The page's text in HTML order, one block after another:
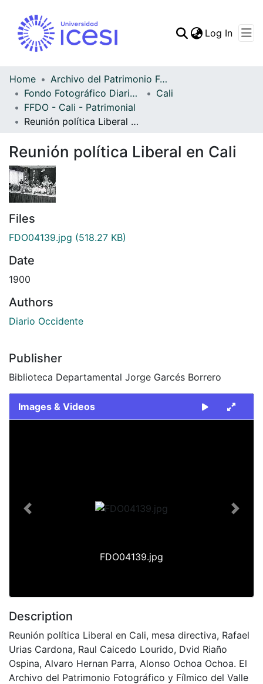
Statistics
Log In
Home
Archivo del Patrimonio Fotográfico y Fílmico del Valle del Cauca
Fondo Fotográfico Diario Occidente
Cali
FFDO - Cali - Patrimonial
Reunión política Liberal en Cali
Reunión política Liberal en Cali
Files
FDO04139.jpg (518.27 KB)
Date
1900
Authors
Diario Occidente
Publisher
Biblioteca Departamental Jorge Garcés Borrero
Images & Videos
FDO04139.jpg
Previous Next
Description
Reunión política Liberal en Cali, mesa directiva, Rafael
Urias Cardona, Raul Caicedo Lourido, Dvid Riaño
Ospina, Alvaro Hernan Parra, Alonso Ochoa Ochoa. El
Archivo del Patrimonio Fotográfico y Fílmico del Valle